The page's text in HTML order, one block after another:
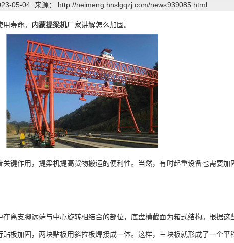
05-04 来源： http://neimeng.hnslgqzj.com/news939085.html
寿命。 内蒙提梁机厂家讲解怎么加固。
作用，提梁机提高货物搬运的便利性。当然，有时起重设备也需要加
支脚远端与中心旋转相结合的部位，底盘横截面为箱式结构。根据这
板加固，两块贴板用斜拉板焊接成一体。这样，三块板就形成了一个平